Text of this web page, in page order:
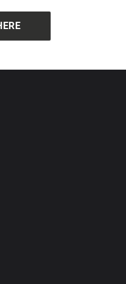
poszukują
miejskiej,
kulturowej i